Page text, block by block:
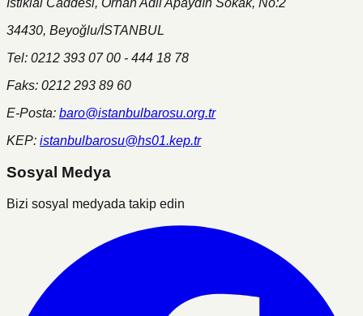
İstiklal Caddesi, Orhan Adli Apaydın Sokak, No:2
34430, Beyoğlu/İSTANBUL
Tel: 0212 393 07 00 - 444 18 78
Faks: 0212 293 89 60
E-Posta: baro@istanbulbarosu.org.tr
KEP: istanbulbarosu@hs01.kep.tr
Sosyal Medya
Bizi sosyal medyada takip edin